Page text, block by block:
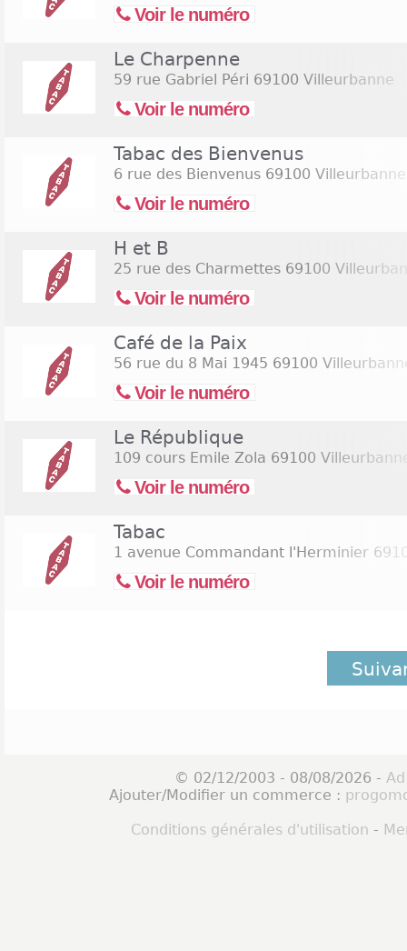
Voir le numéro
Le Charpenne
59 rue Gabriel Péri 69100 Villeurbanne
Voir le numéro
Tabac des Bienvenus
6 rue des Bienvenus 69100 Villeurbanne
Voir le numéro
H et B
25 rue des Charmettes 69100
Voir le numéro
Café de la Paix
56 rue du 8 Mai 1945 69100
Voir le numéro
Le République
109 cours Emile Zola 69100
Voir le numéro
Tabac
1 avenue Commandant l'Herminier
Voir le numéro
© 02/12/2003 - 08/08/2026 -
Ajouter/Modifier un commerce :
Conditions générales d'utilisation -